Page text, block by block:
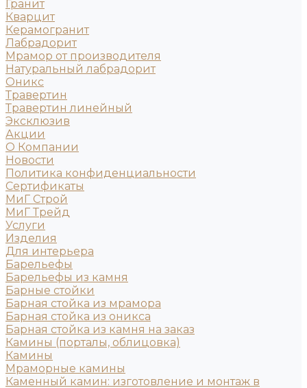
Гранит
Кварцит
Керамогранит
Лабрадорит
Мрамор от производителя
Натуральный лабрадорит
Оникс
Травертин
Травертин линейный
Эксклюзив
Акции
О Компании
Новости
Политика конфиденциальности
Сертификаты
МиГ Строй
МиГ Трейд
Услуги
Изделия
Для интерьера
Барельефы
Барельефы из камня
Барные стойки
Барная стойка из мрамора
Барная стойка из оникса
Барная стойка из камня на заказ
Камины (порталы, облицовка)
Камины
Мраморные камины
Каменный камин: изготовление и монтаж в